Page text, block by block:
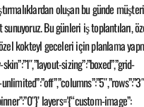
oluşan bu günde
Bu günleri iş toplantıları,
kokteyl geceleri için planlama
sizing”:”boxed”,”grid-
layers='{“custom-image”: